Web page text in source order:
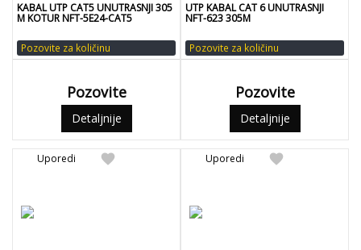
KABAL UTP CAT5 UNUTRASNJI 305
M KOTUR NFT-5E24-CAT5
Pozovite za količinu
Pozovite
Detaljnije
UTP KABAL CAT 6 UNUTRASNJI
NFT-623 305M
Pozovite za količinu
Pozovite
Detaljnije
favorite
Uporedi favorite
Uporedi